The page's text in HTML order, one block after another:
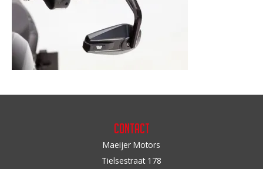
Contact
Maeijer Motors
Tielsestraat 178